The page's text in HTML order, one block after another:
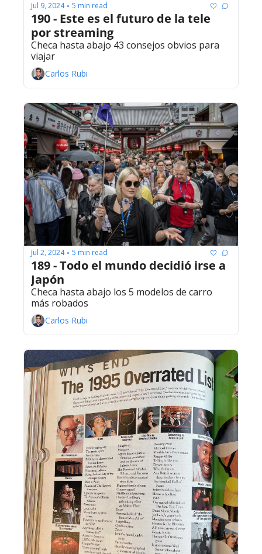
Jul 9, 2024 • 5 min read
190 - Este es el futuro de la tele
por streaming
Checa hasta abajo 43 consejos obvios para
viajar
Carlos Rubi
Jul 2, 2024 • 5 min read
189 - Todo el mundo decidió irse a
Japón
Checa hasta abajo los 5 modelos de carro
más robados
Carlos Rubi